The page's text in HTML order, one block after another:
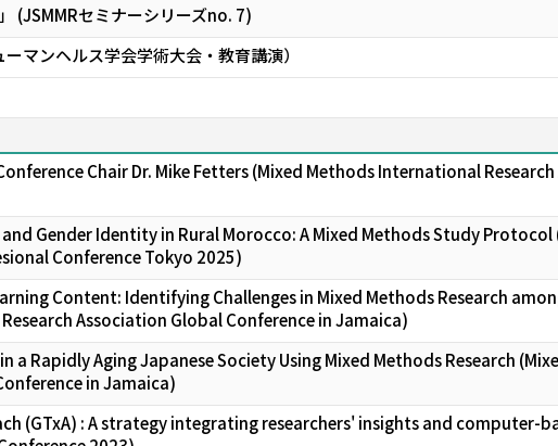
(JSMMRセミナーシリーズno. 7)
マンヘルス学会学術大会・教育講演）
Chair Dr. Mike Fetters (Mixed Methods International
Gender Identity in Rural Morocco: A Mixed Methods Study
Conference Tokyo 2025)
Content: Identifying Challenges in Mixed Methods Research
Association Global Conference in Jamaica)
a Rapidly Aging Japanese Society Using Mixed Methods Research
in Jamaica)
(GTxA) : A strategy integrating researchers' insights and computer-